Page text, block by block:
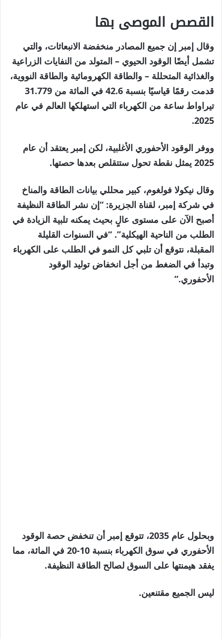
القصص الموصى بها
قائمة
من
3
عناصر
نهاية
القائمة
وقال إمبر إن جميع المصادر منخفضة الانبعاثات، والتي
تشمل أيضًا الوقود الحيوي – المتولد من النفايات الزراعية
والغذائية المتحللة – والطاقة الكهرومائية والطاقة النووية،
قدمت رقمًا قياسيًا بنسبة 42.6 في المائة من 31.779
تيراواط ساعة من الكهرباء التي استهلكها العالم في عام
2025.
ووفر الوقود الأحفوري الأغلبية، لكن إمبر يعتقد أن عام
2025 يمثل نقطة تحول ستتقلص بعدها حصتها.
وقال نيكولا فولغوم، كبير محللي بيانات الطاقة والمناخ
في شركة إمبر، لقناة الجزيرة: “إن نشر الطاقة النظيفة
أصبح الآن على مستوى عالٍ بحيث يمكنه تلبية الزيادة في
الطلب من الناحية الهيكلية”. “في السنوات القليلة
المقبلة، نتوقع أن تلبي كل النمو في الطلب على الكهرباء
وتبدأ في الضغط من أجل انخفاض توليد الوقود
الأحفوري.”
وبحلول عام 2035، تتوقع إمبر أن تنخفض حصة الوقود
الأحفوري في سوق الكهرباء بنسبة 10-20 في المائة، مما
يفقد هيمنتها على السوق لصالح الطاقة النظيفة.
ليس الجميع مقتنعين.